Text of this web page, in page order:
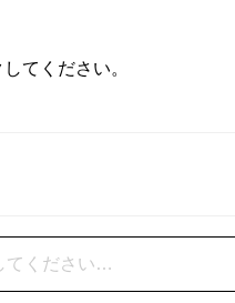
てください。